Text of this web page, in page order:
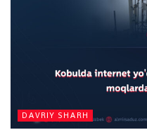
DAVRIY SHARH